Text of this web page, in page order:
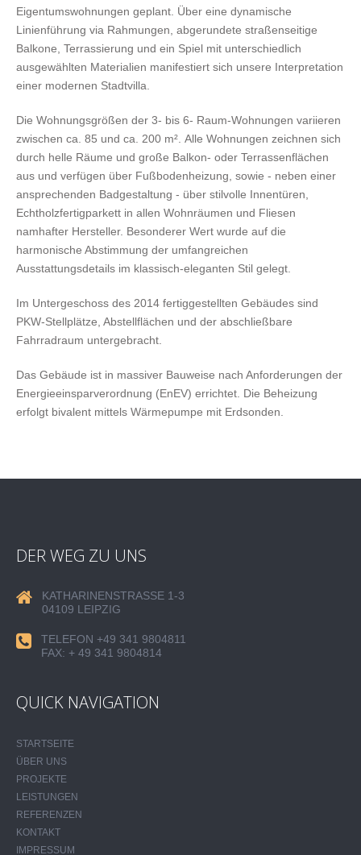
Eigentumswohnungen geplant. Über eine dynamische
Linienführung via Rahmungen, abgerundete straßenseitige
Balkone, Terrassierung und ein Spiel mit unterschiedlich
ausgewählten Materialien manifestiert sich unsere Interpretation
einer modernen Stadtvilla.
Die Wohnungsgrößen der 3- bis 6- Raum-Wohnungen variieren
zwischen ca. 85 und ca. 200 m². Alle Wohnungen zeichnen sich
durch helle Räume und große Balkon- oder Terrassenflächen
aus und verfügen über Fußbodenheizung, sowie - neben einer
ansprechenden Badgestaltung - über stilvolle Innentüren,
Echtholzfertigparkett in allen Wohnräumen und Fliesen
namhafter Hersteller. Besonderer Wert wurde auf die
harmonische Abstimmung der umfangreichen
Ausstattungsdetails im klassisch-eleganten Stil gelegt.
Im Untergeschoss des 2014 fertiggestellten Gebäudes sind
PKW-Stellplätze, Abstellflächen und der abschließbare
Fahrradraum untergebracht.
Das Gebäude ist in massiver Bauweise nach Anforderungen der
Energieeinsparverordnung (EnEV) errichtet. Die Beheizung
erfolgt bivalent mittels Wärmepumpe mit Erdsonden.
DER WEG ZU UNS
KATHARINENSTRASSE 1-3
04109 LEIPZIG
TELEFON +49 341 9804811
FAX: + 49 341 9804814
QUICK NAVIGATION
STARTSEITE
ÜBER UNS
PROJEKTE
LEISTUNGEN
REFERENZEN
KONTAKT
IMPRESSUM